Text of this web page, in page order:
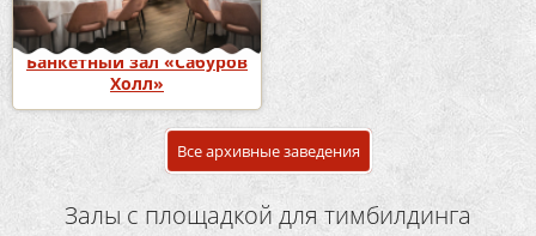
Банкетный зал «Сабуров
Холл»
Все архивные заведения
Залы с площадкой для тимбилдинга